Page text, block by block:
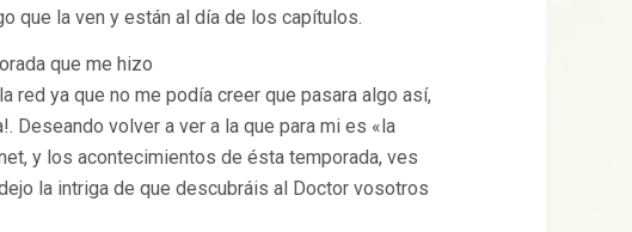
que la ven y están al día de los capítulos.
que me hizo
red ya que no me podía creer que pasara algo así,
Deseando volver a ver a la que para mi es «la
y los acontecimientos de ésta temporada, ves
la intriga de que descubráis al Doctor vosotros